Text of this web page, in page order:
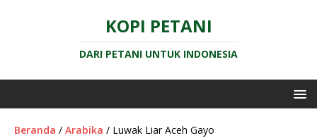
KOPI PETANI
DARI PETANI UNTUK INDONESIA
Beranda / Arabika / Luwak Liar Aceh Gayo